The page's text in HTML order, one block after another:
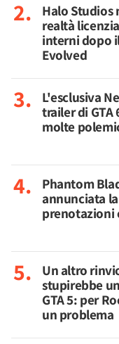
Halo Studios
realtà
interni dopo
Evolved
L'esclusiva
trailer di GTA
molte
Phantom
annunciata
prenotazioni
Un altro
stupirebbe
GTA 5: per
un problema